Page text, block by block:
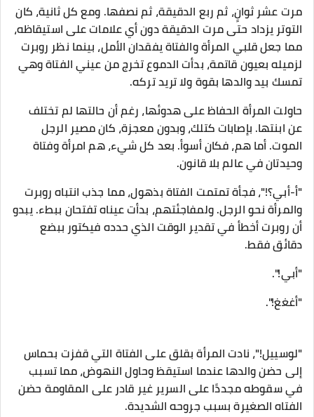
مرت عشر ثوانٍ، ثم ربع الدقيقة، ثم نصفها. ومع كل ثانية، كان
التوتر يزداد حتى مرت الدقيقة دون أي علامات على استيقاظه،
مما جعل قلبي المرأة والفتاة يفقدان الأمل، بينما نظر روبرت
لزميله بعيون قاتمة، بدأت الدموع تخرج من عيني الفتاة وهي
تمسك بيد والدها بقوة ولا تريد تركه.
حاولت المرأة الحفاظ على هدوئها، رغم أن حالتها لم تختلف
عن ابنتها. بإصابات كتلك، وبدون معجزة، كان مصير الرجل
الموت. أما هم، فكان أسوأ. بعد كل شيء، هم امرأة وفتاة
وحيدتان في عالم بلا قانون.
"أ-أبي؟!"، فجأة تمتمت الفتاة بذهول، مما جذب انتباه روبرت
والمرأة نحو الرجل. ولمفاجئتهم، بدأت عيناه تفتحان ببطء. يبدو
أن روبرت أخطأ في تقدير الوقت الذي حدده فيكتور ببضع
دقائق فقط.
"أبي!".
"أغغغ!".
"لوسييل!"، نادت المرأة بقلق على الفتاة التي قفزت بحماس
إلى حضن والدها عندما استيقظ وحاول النهوض، مما تسبب
في سقوطه مجددًا على السرير غير قادر على المقاومة حضن
الفتاه الصغيرة بسبب جروحه الشديدة.